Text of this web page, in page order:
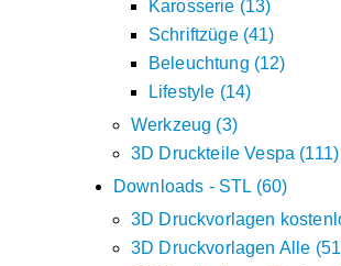
Karosserie 13
Schriftzüge 41
Beleuchtung
12
Lifestyle 14
Werkzeug
3
3D Druckteile Vespa
111
Downloads - STL 60
3D Druckvorlagen
3D Druckvorlagen Alle 51